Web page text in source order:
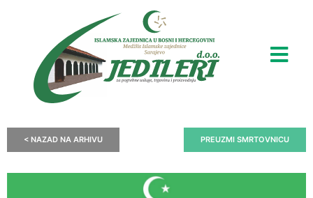
< NAZAD NA ARHIVU PREUZMI SMRTOVNICU